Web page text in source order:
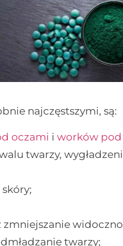
najczęstszymi, są:
oczami i worków pod
twarzy,
zmniejszanie
twarzy;